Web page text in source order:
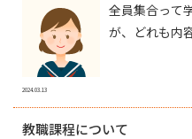
2024.03.13
全員集合って
が、どれも内
教職課程について